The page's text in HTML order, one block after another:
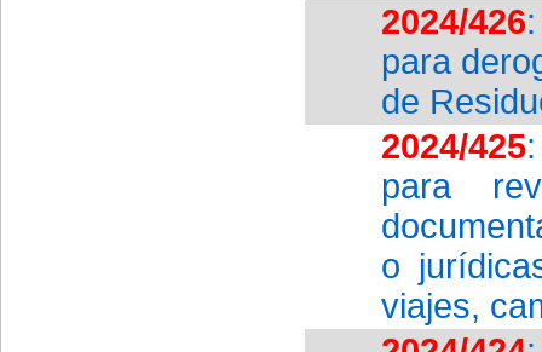
2024/426
para
de
2024/425
para
o
viajes,